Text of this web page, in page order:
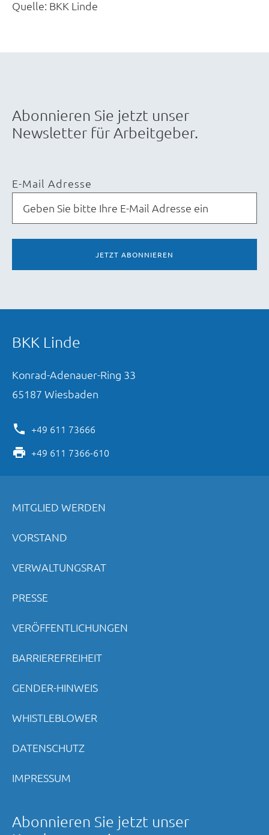
Quelle: BKK Linde
Abonnieren Sie jetzt unser
Newsletter für Arbeitgeber.
E-Mail Adresse
JETZT ABONNIEREN
BKK Linde
Konrad-Adenauer-Ring 33
65187 Wiesbaden
+49 611 73666
+49 611 7366-610
MITGLIED WERDEN
VORSTAND
VERWALTUNGSRAT
PRESSE
VERÖFFENTLICHUNGEN
BARRIEREFREIHEIT
GENDER-HINWEIS
WHISTLEBLOWER
DATENSCHUTZ
IMPRESSUM
Abonnieren Sie jetzt unser